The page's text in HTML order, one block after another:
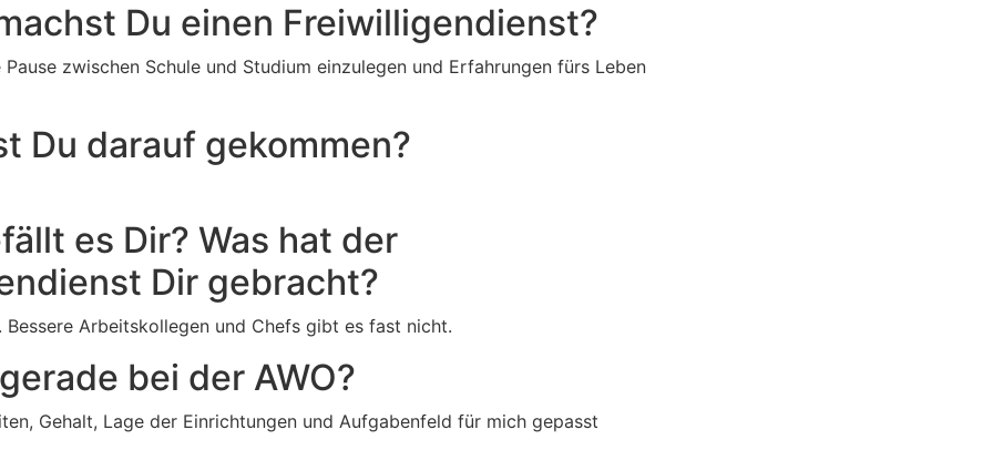
Du einen Freiwilligendienst?
Pause zwischen Schule und Studium einzulegen und Erfahrungen fürs Leben
Du darauf gekommen?
es Dir? Was hat der
Dir gebracht?
Bessere Arbeitskollegen und Chefs gibt es fast nicht.
bei der AWO?
Gehalt, Lage der Einrichtungen und Aufgabenfeld für mich gepasst